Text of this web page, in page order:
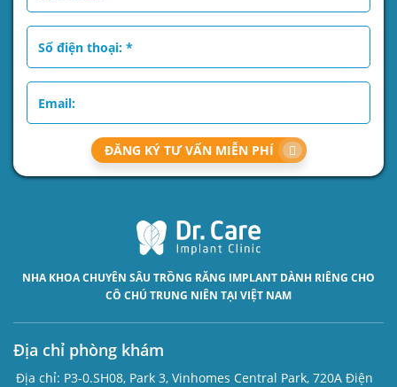
ĐĂNG KÝ TƯ VẤN MIỄN PHÍ
NHA KHOA CHUYÊN SÂU TRỒNG RĂNG IMPLANT DÀNH RIÊNG CHO
CÔ CHÚ TRUNG NIÊN TẠI VIỆT NAM
Địa chỉ phòng khám
Địa chỉ: P3-0.SH08, Park 3, Vinhomes Central Park, 720A Điện